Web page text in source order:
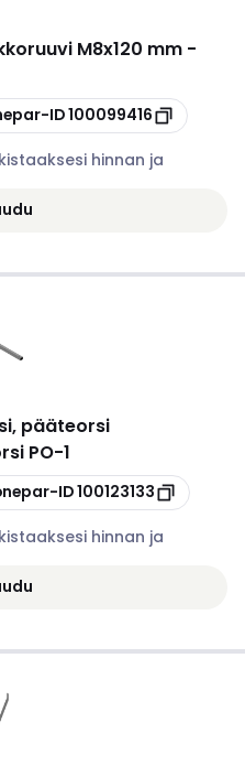
M8x120 mm -
ID100099416
hinnan ja
pääteorsi
PO-1
ID100123133
hinnan ja